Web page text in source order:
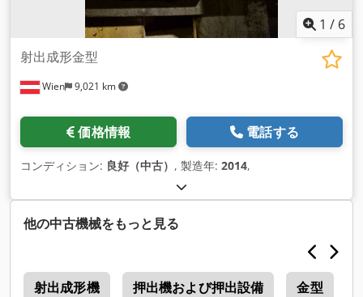
1 / 6
Wien 9,021 km
射出成形金型
価格情報 電話する
コンディション: 良好（中古） , 製造年: 2014,
他の中古機械をもっと見る
射出成形機 押出機および押出設備 金型